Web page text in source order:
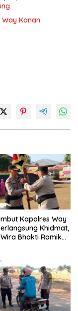
Way Kanan
Kapolres Way
Khidmat,
Bhakti Ramik